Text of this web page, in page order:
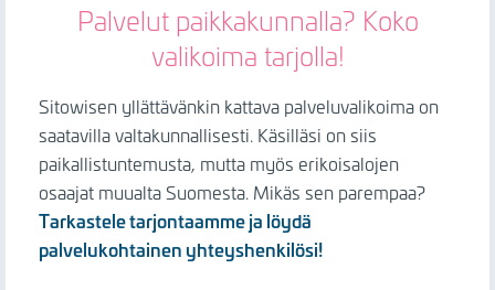
Palvelut paikkakunnalla? Koko
valikoima tarjolla!
Sitowisen yllättävänkin kattava palveluvalikoima on
saatavilla valtakunnallisesti. Käsilläsi on siis
paikallistuntemusta, mutta myös erikoisalojen
osaajat muualta Suomesta. Mikäs sen parempaa?
Tarkastele tarjontaamme ja löydä
palvelukohtainen yhteyshenkilösi!